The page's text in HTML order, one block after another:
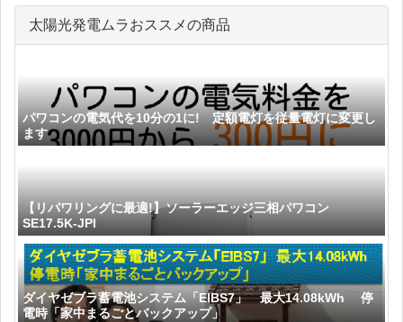
太陽光発電ムラおススメの商品
パワコンの電気代を10分の1に! 定額電灯を従量電灯に変更し
ます
【リパワリングに最適!】ソーラーエッジ三相パワコン
SE17.5K-JPI
ダイヤゼブラ蓄電池システム「EIBS7」 最大14.08kWh 停
電時「家中まるごとバックアップ」